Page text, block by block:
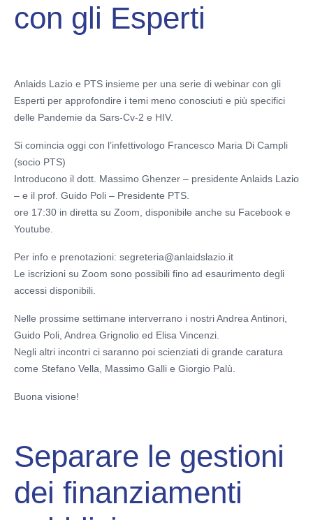
con gli Esperti
Anlaids Lazio e PTS insieme per una serie di webinar con gli
Esperti per approfondire i temi meno conosciuti e più specifici
delle Pandemie da Sars-Cv-2 e HIV.
Si comincia oggi con l’infettivologo Francesco Maria Di Campli
(socio PTS)
Introducono il dott. Massimo Ghenzer – presidente Anlaids Lazio
– e il prof. Guido Poli – Presidente PTS.
ore 17:30 in diretta su Zoom, disponibile anche su Facebook e
Youtube.
Per info e prenotazioni: segreteria@anlaidslazio.it
Le iscrizioni su Zoom sono possibili fino ad esaurimento degli
accessi disponibili.
Nelle prossime settimane interverrano i nostri Andrea Antinori,
Guido Poli, Andrea Grignolio ed Elisa Vincenzi.
Negli altri incontri ci saranno poi scienziati di grande caratura
come Stefano Vella, Massimo Galli e Giorgio Palù.
Buona visione!
Separare le gestioni
dei finanziamenti